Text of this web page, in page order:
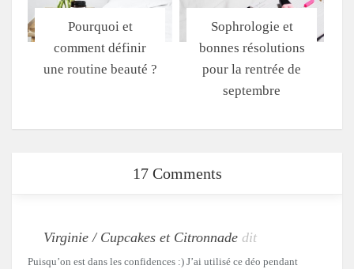
Pourquoi et
comment définir
une routine beauté ?
Sophrologie et
bonnes résolutions
pour la rentrée de
septembre
17 Comments
Virginie / Cupcakes et Citronnade dit
Puisqu’on est dans les confidences :) J’ai utilisé ce déo pendant